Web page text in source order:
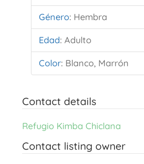
Género: Hembra
Edad: Adulto
Color: Blanco, Marrón
Contact details
Refugio Kimba Chiclana
Contact listing owner